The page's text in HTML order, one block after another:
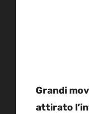
Grandi
attirato